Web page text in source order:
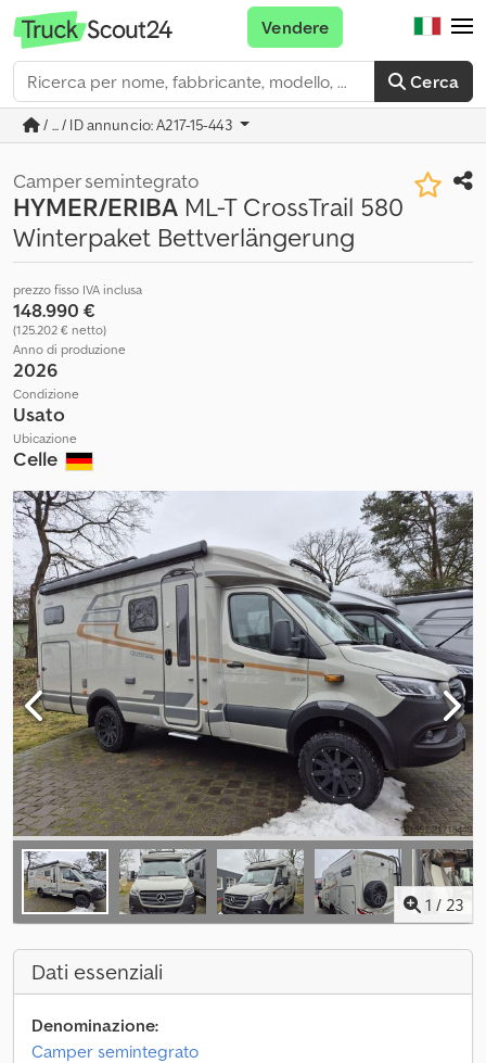
Cerca
Vendere
/ ... / ID annuncio: A217-15-443
Camper semintegrato
HYMER/ERIBA ML-T CrossTrail 580
Winterpaket Bettverlängerung
prezzo fisso IVA inclusa
148.990 €
(125.202 € netto)
Anno di produzione
2026
Condizione
Usato
Ubicazione
Celle
1 / 23
Dati essenziali
Denominazione:
Camper semintegrato